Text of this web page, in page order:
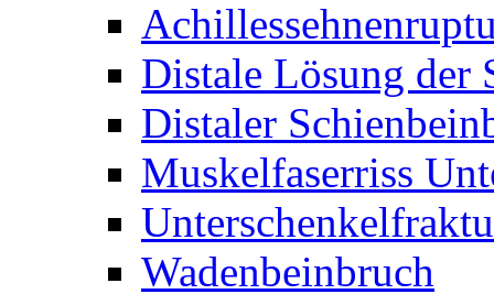
Distale Lösung der
Distaler
Muskelfaserriss
Wadenbeinbruch